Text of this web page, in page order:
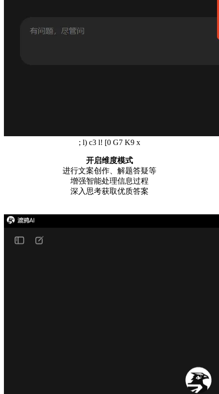
; l) c3 l! [0 G7 K9 x
开启维度模式
进行文案创作、解题答疑等
增强智能处理信息过程
深入思考获取优质答案